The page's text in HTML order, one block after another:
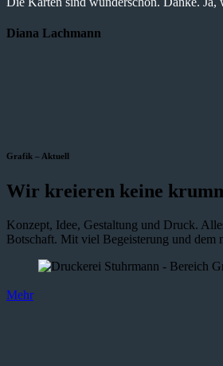
Diana Lachmann
Grafik – Aktuell
Wir kreieren keine
Konzept, Idee, Gestaltung und Druck.
Botschaft. Mit viel Begeisterung und
Mehr